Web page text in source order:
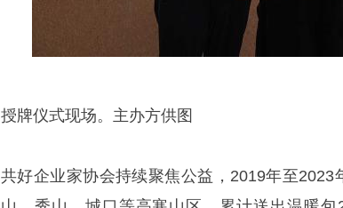
授牌仪式现场。主办方供图
共好企业家协会持续聚焦公益，2019年至